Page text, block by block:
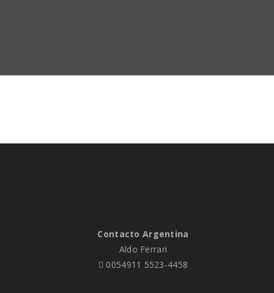
Contacto Argentina
Aldo Ferrari
0054911 5523-4458